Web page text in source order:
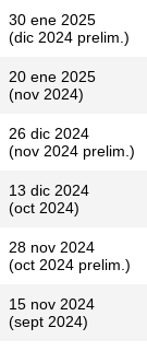
30 ene 2025
(dic 2024 prelim.)
20 ene 2025
(nov 2024)
26 dic 2024
(nov 2024 prelim.)
13 dic 2024
(oct 2024)
28 nov 2024
(oct 2024 prelim.)
15 nov 2024
(sept 2024)